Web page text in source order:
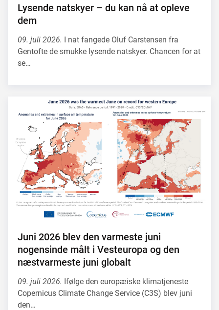
Lysende natskyer – du kan nå at opleve
dem
09. juli 2026. I nat fangede Oluf Carstensen fra
Gentofte de smukke lysende natskyer. Chancen for at
se…
Juni 2026 blev den varmeste juni
nogensinde målt i Vesteuropa og den
næstvarmeste juni globalt
09. juli 2026. Ifølge den europæiske klimatjeneste
Copernicus Climate Change Service (C3S) blev juni
den…